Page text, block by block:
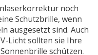
noch
Schutzbrille, wenn
ausgesetzt sind. Auch
Licht sollten sie Ihre
schützen.